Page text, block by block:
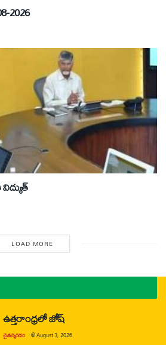
2026
LOAD MORE
ఉత్తరాంధ్రలో జోష్
చైతన్యరధం @August 3, 2026